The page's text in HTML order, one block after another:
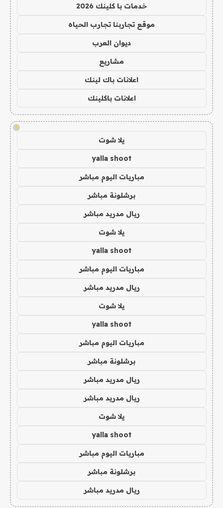
خدمات با كلينك 2026
موقع تجاربنا تجارب الحياه
ديوان العرب
مشاريع
اعلانات باك لينك
اعلانات باكلينك
!
يلا شوت
yalla shoot
مباريات اليوم مباشر
برشلونة مباشر
ريال مدريد مباشر
يلا شوت
yalla shoot
مباريات اليوم مباشر
ريال مدريد مباشر
يلا شوت
yalla shoot
مباريات اليوم مباشر
برشلونة مباشر
ريال مدريد مباشر
ريال مدريد مباشر
يلا شوت
yalla shoot
مباريات اليوم مباشر
برشلونة مباشر
ريال مدريد مباشر